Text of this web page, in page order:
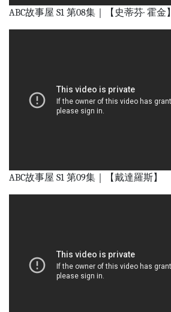
ABC故事屋 S1 第08集｜【史蒂芬· 霍金】
ABC故事屋 S1 第09集｜【戴達羅斯】